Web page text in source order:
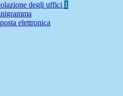
degli uffici 1
elettronica